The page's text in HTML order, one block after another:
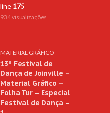
line 175
934 visualizações
MATERIAL GRÁFICO
13º Festival de
Dança de Joinville –
Material Gráfico –
Folha Tur – Especial
Festival de Dança –